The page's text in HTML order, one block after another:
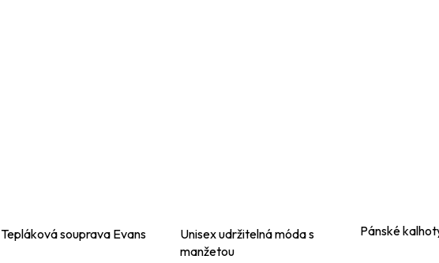
Tepláková souprava Evans
Unisex udržitelná móda s
manžetou
Pánské